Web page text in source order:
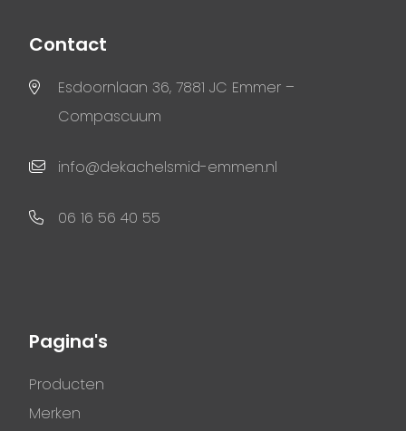
Contact
Esdoornlaan 36, 7881 JC Emmer –
Compascuum
info@dekachelsmid-emmen.nl
06 16 56 40 55
Pagina's
Producten
Merken